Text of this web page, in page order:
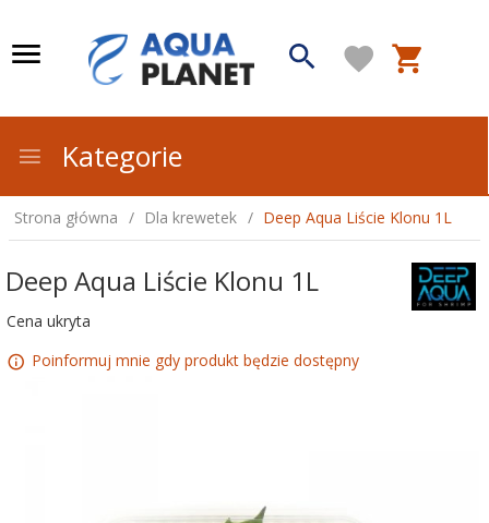
Kategorie
Strona główna Dla krewetek Deep Aqua Liście Klonu 1L
Deep Aqua Liście Klonu 1L
Cena ukryta
Poinformuj mnie gdy produkt będzie dostępny